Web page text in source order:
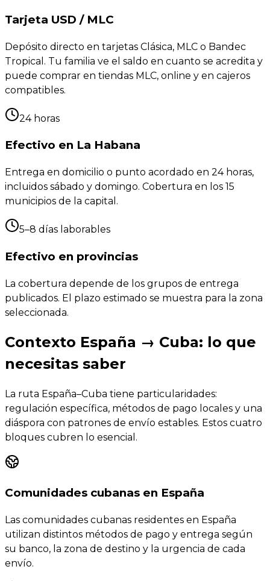
Tarjeta USD / MLC
Depósito directo en tarjetas Clásica, MLC o Bandec
Tropical. Tu familia ve el saldo en cuanto se acredita y
puede comprar en tiendas MLC, online y en cajeros
compatibles.
24 horas
Efectivo en La Habana
Entrega en domicilio o punto acordado en 24 horas,
incluidos sábado y domingo. Cobertura en los 15
municipios de la capital.
5–8 días laborables
Efectivo en provincias
La cobertura depende de los grupos de entrega
publicados. El plazo estimado se muestra para la zona
seleccionada.
Contexto España → Cuba: lo que
necesitas saber
La ruta España–Cuba tiene particularidades:
regulación específica, métodos de pago locales y una
diáspora con patrones de envío estables. Estos cuatro
bloques cubren lo esencial.
Comunidades cubanas en España
Las comunidades cubanas residentes en España
utilizan distintos métodos de pago y entrega según
su banco, la zona de destino y la urgencia de cada
envío.